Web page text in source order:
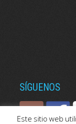
SÍGUENOS
Este sitio web